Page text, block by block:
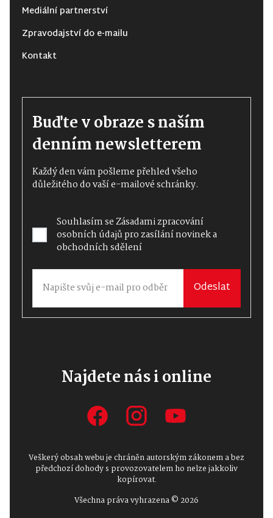
Mediální partnerství
Zpravodajství do e-mailu
Kontakt
Buďte v obraze s naším
denním newsletterem
Každý den vám pošleme přehled všeho
důležitého do vaší e-mailové schránky.
Souhlasím seZásadami zpracování
osobních údajůpro zasílání novinek a
obchodních sdělení
Odeslat
Najdete nás i online
Veškerý obsah webu je chráněn autorským zákonem a bez
předchozí dohody s provozovatelem ho nelze jakkoliv
kopírovat.
Všechna práva vyhrazena © 2026